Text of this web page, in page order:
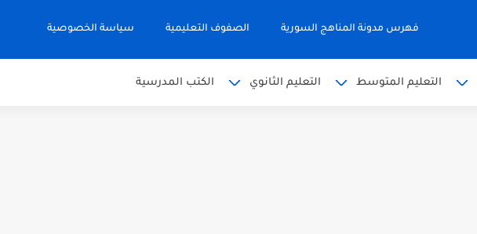
فهرس مدونة المناهج السورية الصفوف التعليمية سياسة الخصوصية
التعليم المتوسط التعليم الثانوي الكتب المدرسية